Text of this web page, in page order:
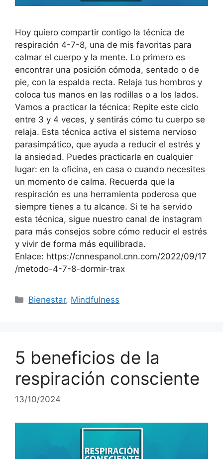
Hoy quiero compartir contigo la técnica de
respiración 4-7-8, una de mis favoritas para
calmar el cuerpo y la mente. Lo primero es
encontrar una posición cómoda, sentado o de
pie, con la espalda recta. Relaja tus hombros y
coloca tus manos en las rodillas o a los lados.
Vamos a practicar la técnica: Repite este ciclo
entre 3 y 4 veces, y sentirás cómo tu cuerpo se
relaja. Esta técnica activa el sistema nervioso
parasimpático, que ayuda a reducir el estrés y
la ansiedad. Puedes practicarla en cualquier
lugar: en la oficina, en casa o cuando necesites
un momento de calma. Recuerda que la
respiración es una herramienta poderosa que
siempre tienes a tu alcance. Si te ha servido
esta técnica, sigue nuestro canal de instagram
para más consejos sobre cómo reducir el estrés
y vivir de forma más equilibrada.
Enlace: https://cnnespanol.cnn.com/2022/09/17
/metodo-4-7-8-dormir-trax
Categories
Bienestar, Mindfulness
5 beneficios de la
respiración consciente
13/10/2024